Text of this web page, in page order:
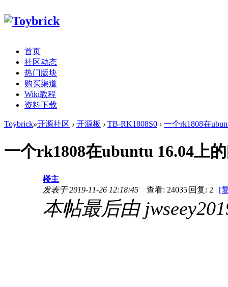
首页
社区动态
热门版块
购买渠道
Wiki教程
资料下载
Toybrick»开源社区 › 开源板 › TB-RK1808S0 › 一个rk1808在
一个rk1808在ubuntu 16.04上
楼主
发表于 2019-11-26 12:18:45
查看: 24035|回复: 2 | [
本帖最后由